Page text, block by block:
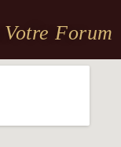
Votre Forum